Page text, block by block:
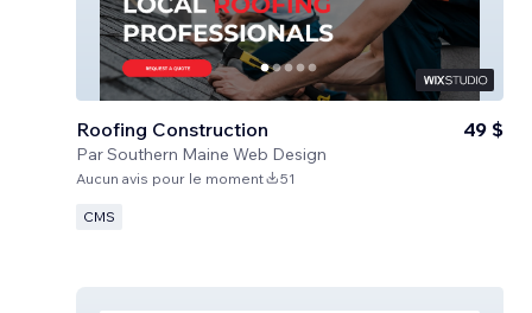
Roofing Construction
ParSouthern Maine Web Design
49 $
Aucun avis pour le moment 51
CMS